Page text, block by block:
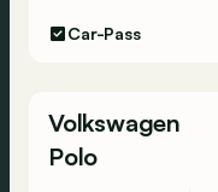
Car-Pass
Volkswagen
Polo